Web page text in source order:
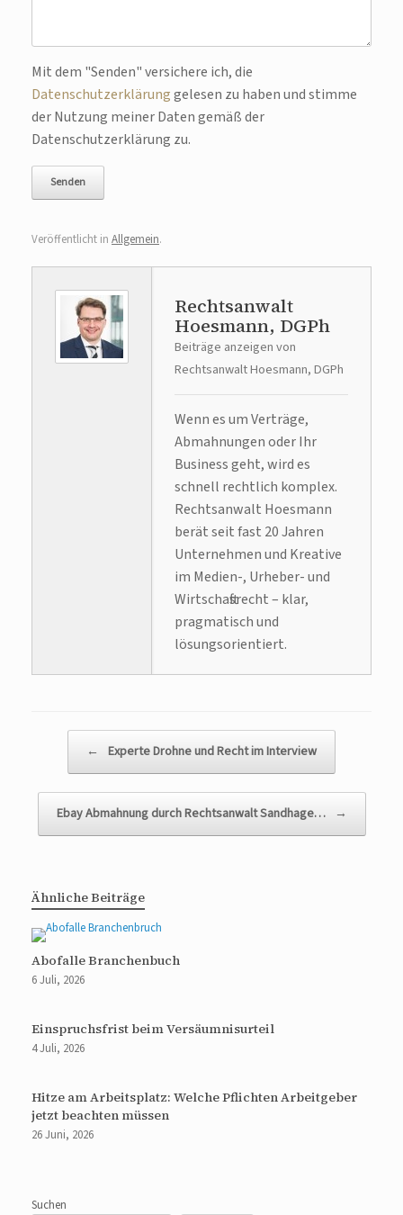
Bitte lasse dieses Feld leer.
Mit dem "Senden" versichere ich, die
Datenschutzerklärunggelesen zu haben und stimme
der Nutzung meiner Daten gemäß der
Datenschutzerklärung zu.
Veröffentlicht in Allgemein.
Rechtsanwalt
Hoesmann, DGPh
Beiträge anzeigen von
Rechtsanwalt Hoesmann, DGPh
Wenn es um Verträge,
Abmahnungen oder Ihr
Business geht, wird es
schnell rechtlich komplex.
Rechtsanwalt Hoesmann
berät seit fast 20 Jahren
Unternehmen und Kreative
im Medien-, Urheber- und
Wirtschaftsrecht – klar,
pragmatisch und
lösungsorientiert.
← Experte Drohne und Recht im Interview
Ebay Abmahnung durch Rechtsanwalt Sandhage… →
Ähnliche Beiträge
Abofalle Branchenbuch
6 Juli, 2026
Einspruchsfrist beim Versäumnisurteil
4 Juli, 2026
Hitze am Arbeitsplatz: Welche Pflichten Arbeitgeber
jetzt beachten müssen
26 Juni, 2026
Suchen